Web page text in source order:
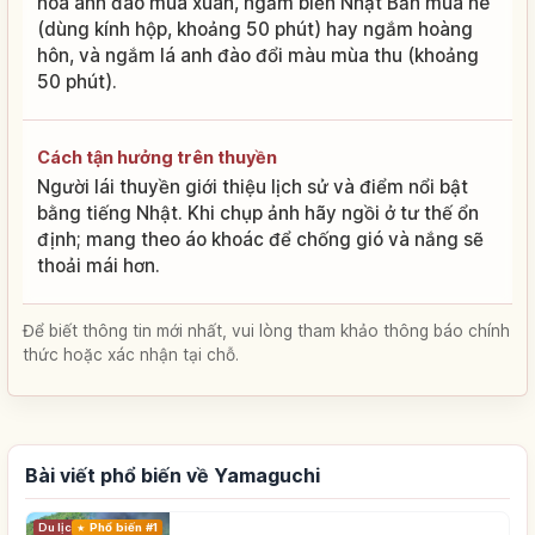
(dùng kính hộp, khoảng 50 phút) hay ngắm hoàng
hôn, và ngắm lá anh đào đổi màu mùa thu (khoảng
50 phút).
Cách tận hưởng trên thuyền
Người lái thuyền giới thiệu lịch sử và điểm nổi bật
bằng tiếng Nhật. Khi chụp ảnh hãy ngồi ở tư thế ổn
định; mang theo áo khoác để chống gió và nắng sẽ
thoải mái hơn.
Để biết thông tin mới nhất, vui lòng tham khảo thông báo chính
thức hoặc xác nhận tại chỗ.
Bài viết phổ biến về Yamaguchi
Du lịch Phổ biến #1